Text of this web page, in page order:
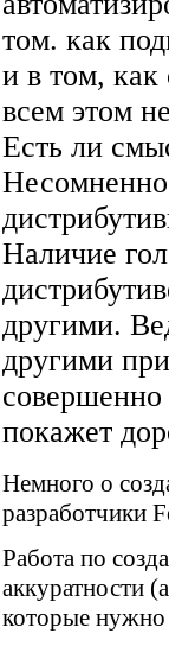
том. как
и в том,
всем этом
Есть ли
Наличие
другими.
другими
покажет
Немного о
разработчики
Работа по
аккуратности
которые нужно